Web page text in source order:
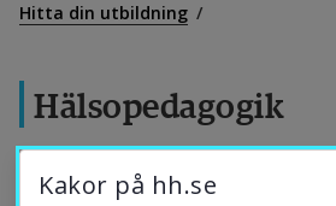
Hitta din utbildning
Hälsopedagogik
15 hp Samverkan
Kakor på hh.se